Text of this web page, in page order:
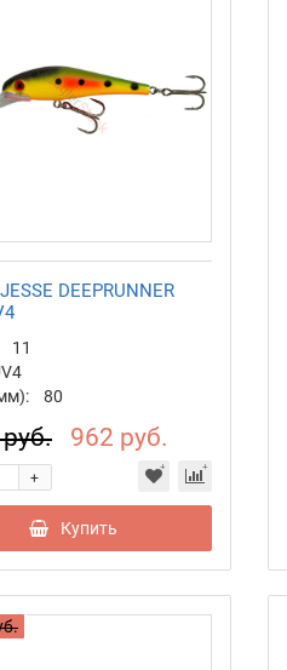
DEEPRUNNER
11
80
962 руб.
+
Купить